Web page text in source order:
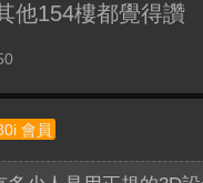
他154樓都覺得讚
會員